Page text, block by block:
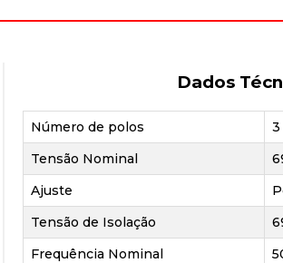
Dados
Número de polos
3
Tensão Nominal
Ajuste
Tensão de Isolação
Frequência Nominal